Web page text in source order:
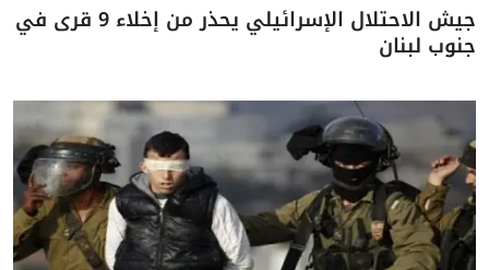
جيش الاحتلال الإسرائيلي يحذر من إخلاء 9 قرى في
جنوب لبنان